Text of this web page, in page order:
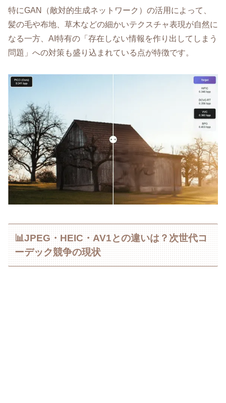
特にGAN（敵対的生成ネットワーク）の活用によって、
髪の毛や布地、草木などの細かいテクスチャ表現が自然に
なる一方、AI特有の「存在しない情報を作り出してしまう
問題」への対策も盛り込まれている点が特徴です。
📊JPEG・HEIC・AV1との違いは？次世代コ
ーデック競争の現状